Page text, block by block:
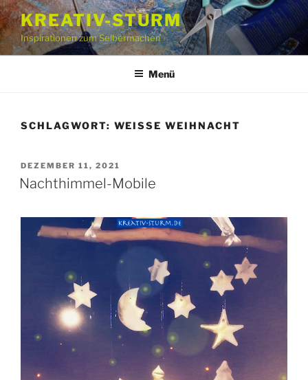
Zum
Inhalt
springen
KREATIV-STURM
Inspirationen zum Selbermachen
Menü
SCHLAGWORT: WEISSE WEIHNACHT
VERÖFFENTLICHT
AM
DEZEMBER 11, 2021
Nachthimmel-Mobile